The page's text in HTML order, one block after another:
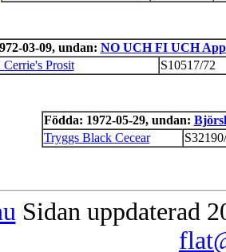
03-09, undan: NO UCH FI UCH
Prosit
S10517/72
Födda: 1972-05-29, undan:
Tryggs Black Cecear
Sidan uppdaterad